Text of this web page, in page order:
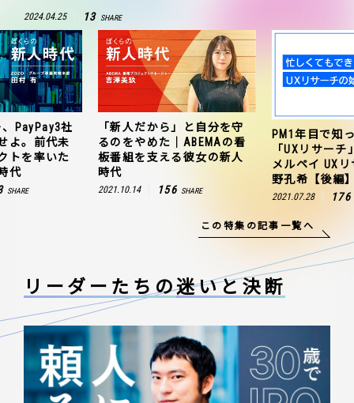
2024.04.25 13 SHARE
PayPay3社
よ。前代未
トを率いた
代
SHARE
「新人だから」と自分を守
るのをやめた｜ABEMAの看
板番組を支える彼女の新人
時代
2021.10.14 156 SHARE
PM1年目で知
「UXリサー
メルペイ UX
野孔希【後編
2021.07.28 176
この特集の記事一覧へ
リーダーたちの迷いと決断